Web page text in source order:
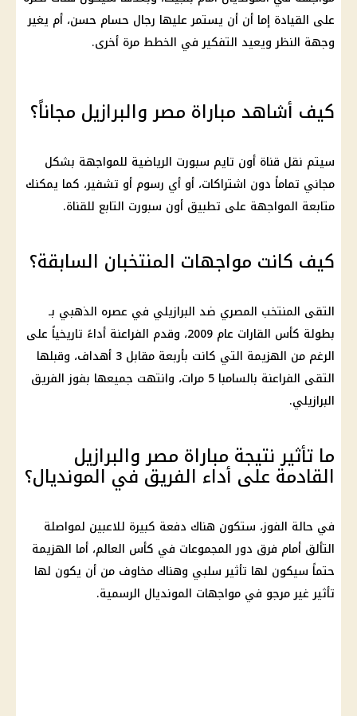
على القيادة إما أن أن يستمر عليها رجال حسام حسن، أم يغير
وجهة النظر ويعيد التفكير في الخطط مرة أخرى.
كيف أشاهد مباراة مصر والبرازيل مجاناً؟
سيتم نقل قناة أون تايم سبورت الرياضية للمواجهة بشكل
مجاني تماماً دون اشتراكات، أو أي رسوم أو تشفير، كما يمكنك
متابعة المواجهة على تطبيق أون سبورت التابع للقناة.
كيف كانت مواجهات المنتخبان السابقة؟
التقى المنتخب المصري ضد البرازيلي في عصره الذهبي بـ
بطولة كأس القارات عام 2009، وقدم الفراعنة أداءً تاريخياً على
الرغم من الهزيمة التي كانت بأربعة مقابل 3 أهداف، وقبلها
التقى الفراعنة بالسامبا 5 مرات، وانتهت جميعها بفوز الفريق
البرازيلي.
ما تأثير نتيجة مباراة مصر والبرازيل
القادمة على أداء الفريق في المونديال؟
في حالة الفوز، ستكون هناك دفعة كبيرة للاعبين لمواصلة
التألق أمام فرق دور المجموعات في كأس العالم، أما الهزيمة
حتماً سيكون لها تأثير سلبي وهناك مخاوف من أن يكون لها
تأثير غير مرجو في مواجهات المونديال الرسمية.